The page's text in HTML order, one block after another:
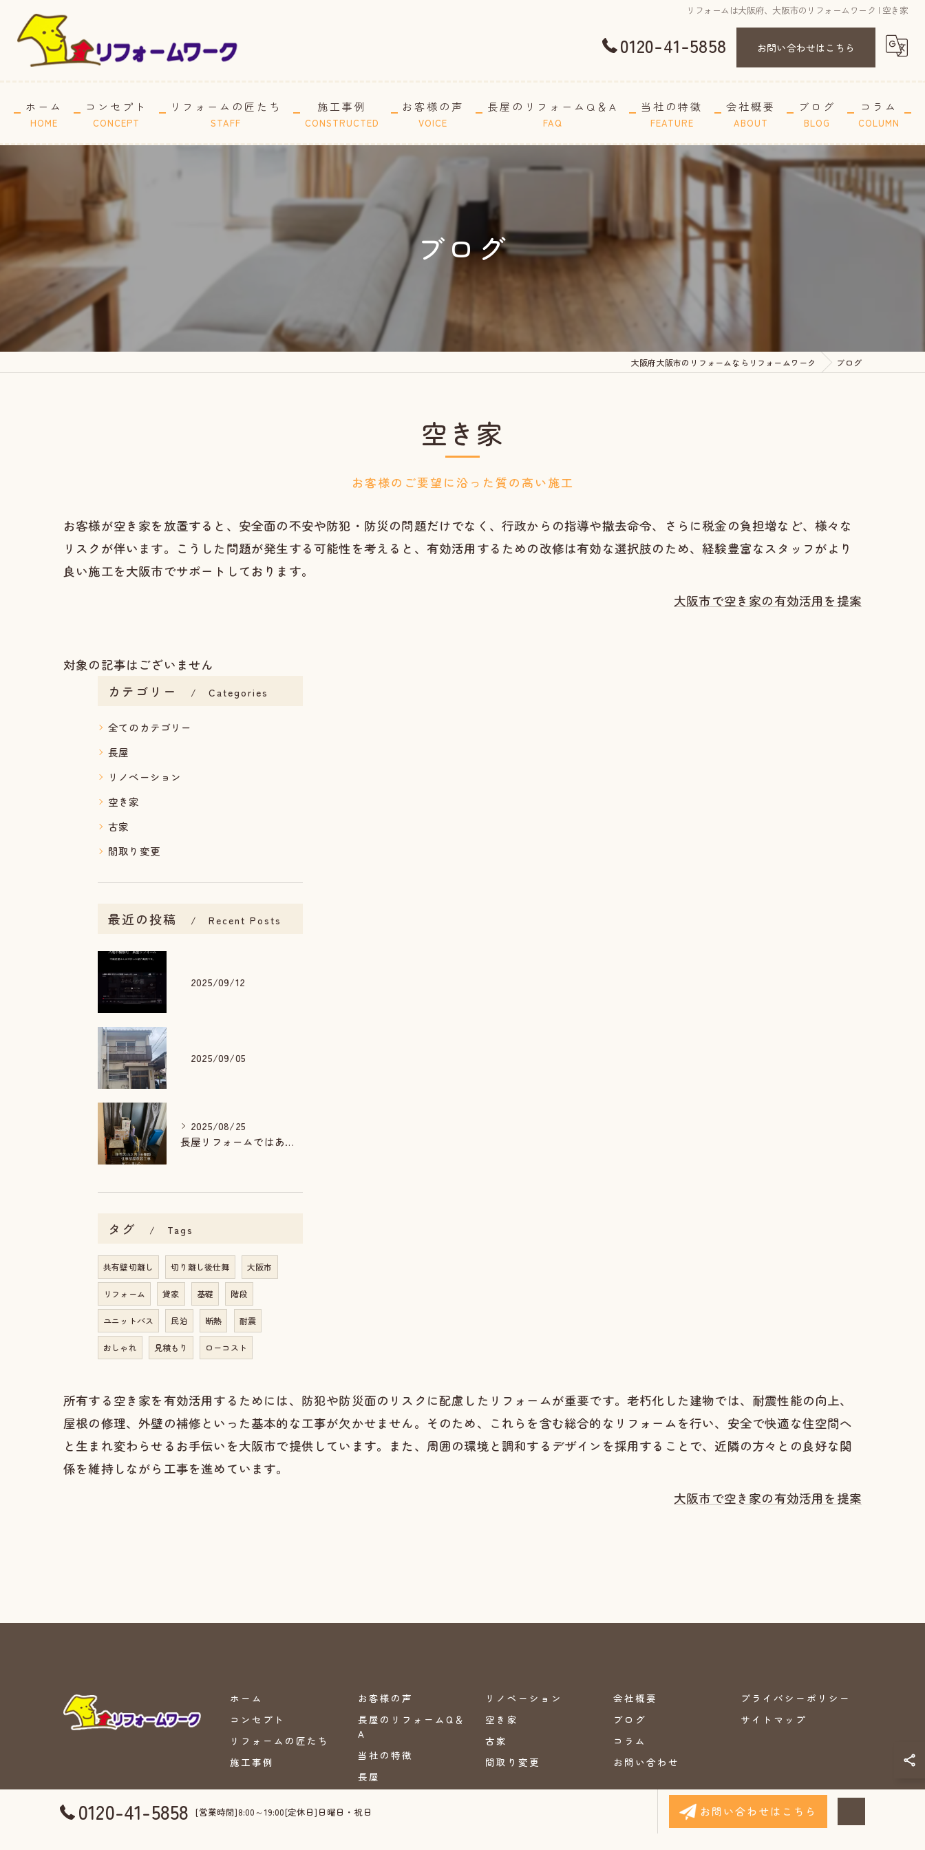
リフォームは大阪府、大阪市のリフォームワーク | 空き家
0120-41-5858 お問い合わせはこちら
ホーム
HOME
コンセプト
CONCEPT
リフォームの匠たち
STAFF
施工事例
CONSTRUCTED
お客様の声
VOICE
長屋のリフォームQ＆A
FAQ
当社の特徴
FEATURE
会社概要
ABOUT
ブログ
BLOG
コラム
COLUMN
ブログ
大阪府大阪市のリフォームならリフォームワーク ブログ
空き家
お客様のご要望に沿った質の高い施工
お客様が空き家を放置すると、安全面の不安や防犯・防災の問題だけでなく、行政からの指導や撤去命令、さらに税金の負担増など、様々な
リスクが伴います。こうした問題が発生する可能性を考えると、有効活用するための改修は有効な選択肢のため、経験豊富なスタッフがより
良い施工を大阪市でサポートしております。
大阪市で空き家の有効活用を提案
対象の記事はございません
カテゴリー Categories
全てのカテゴリー
長屋
リノベーション
空き家
古家
間取り変更
最近の投稿 Recent Posts
2025/09/12
2025/09/05
2025/08/25
長屋リフォームではありませんが，以前ご依頼いただいたOBのお...
タグ Tags
共有壁切離し 切り離し後仕舞 大阪市
リフォーム 貸家 基礎 階段
ユニットバス 民泊 断熱 耐震
おしゃれ 見積もり ローコスト
所有する空き家を有効活用するためには、防犯や防災面のリスクに配慮したリフォームが重要です。老朽化した建物では、耐震性能の向上、
屋根の修理、外壁の補修といった基本的な工事が欠かせません。そのため、これらを含む総合的なリフォームを行い、安全で快適な住空間へ
と生まれ変わらせるお手伝いを大阪市で提供しています。また、周囲の環境と調和するデザインを採用することで、近隣の方々との良好な関
係を維持しながら工事を進めています。
大阪市で空き家の有効活用を提案
0120-41-5858 [営業時間]8:00～19:00[定休日]日曜日・祝日 お問い合わせはこちら
ホーム
コンセプト
リフォームの匠たち
施工事例
お客様の声
長屋のリフォームQ＆
A
当社の特徴
長屋
リノベーション
空き家
古家
間取り変更
会社概要
ブログ
コラム
お問い合わせ
プライバシーポリシー
サイトマップ
© 2026 大阪府大阪市のリフォームならリフォームワーク ALL RIGHTS RESERVED.